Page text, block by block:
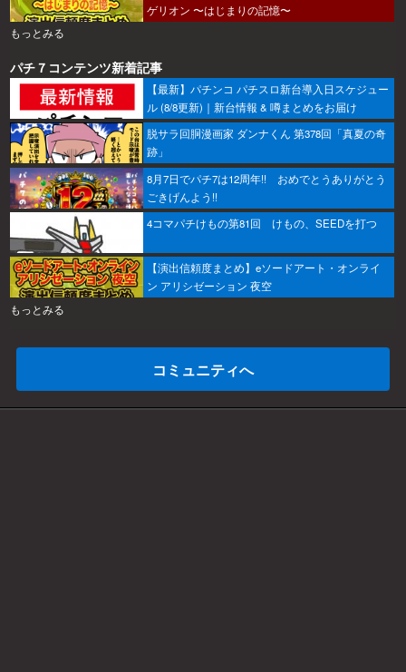
ゲリオン 〜はじまりの記憶〜
もっとみる
パチ７コンテンツ新着記事
【最新】パチンコ パチスロ新台導入日スケジュー
ル (8/8更新)｜新台情報 & 噂まとめをお届け
脱サラ回胴漫画家 ダンナくん 第378回「真夏の奇
跡」
8月7日でパチ7は12周年!! おめでとうありがとう
ごきげんよう!!
4コマパチけもの第81回 けもの、SEEDを打つ
【演出信頼度まとめ】eソードアート・オンライ
ン アリシゼーション 夜空
もっとみる
コミュニティへ